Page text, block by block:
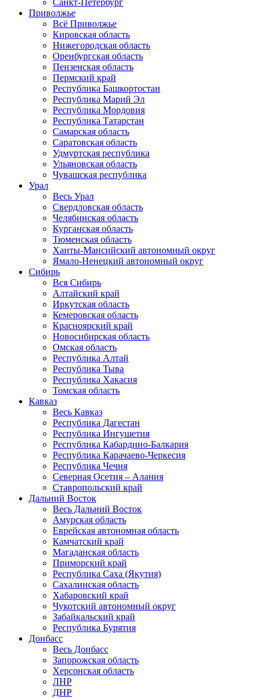
Санкт-Петербург
Приволжье
Всё Приволжье
Кировская область
Нижегородская область
Оренбургская область
Пензенская область
Пермский край
Республика Башкортостан
Республика Марий Эл
Республика Мордовия
Республика Татарстан
Самарская область
Саратовская область
Удмуртская республика
Ульяновская область
Чувашская республика
Урал
Весь Урал
Свердловская область
Челябинская область
Курганская область
Тюменская область
Ханты-Мансийский автономный округ
Ямало-Ненецкий автономный округ
Сибирь
Вся Сибирь
Алтайский край
Иркутская область
Кемеровская область
Красноярский край
Новосибирская область
Омская область
Республика Алтай
Республика Тыва
Республика Хакасия
Томская область
Кавказ
Весь Кавказ
Республика Дагестан
Республика Ингушетия
Республика Кабардино-Балкария
Республика Карачаево-Черкесия
Республика Чечня
Северная Осетия – Алания
Ставропольский край
Дальний Восток
Весь Дальний Восток
Амурская область
Еврейская автономная область
Камчатский край
Магаданская область
Приморский край
Республика Саха (Якутия)
Сахалинская область
Хабаровский край
Чукотский автономный округ
Забайкальский край
Республика Бурятия
Донбасс
Весь Донбасс
Запорожская область
Херсонская область
ЛНР
ДНР